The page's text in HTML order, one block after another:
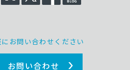
お問い合わせください
お問い合わせ